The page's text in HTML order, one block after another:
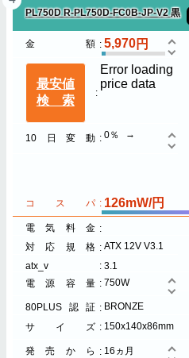
PL750D R-PL750D-FC0B-JP-V2 黒
金額 5,970
最安値
検索
Error loading
price data
10日変動 0％
コスパ 126mW/円
電気料金
対応規格
ATX 12V V3.1
atx_v
3.1
電源容量
750W
80PLUS認証
BRONZE
サイズ
150x140x86mm
発売から 16ヵ月